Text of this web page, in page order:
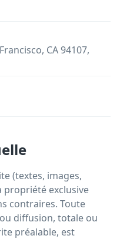
CA 94107,
(textes, images,
propriété exclusive
contraires. Toute
diffusion, totale ou
préalable, est